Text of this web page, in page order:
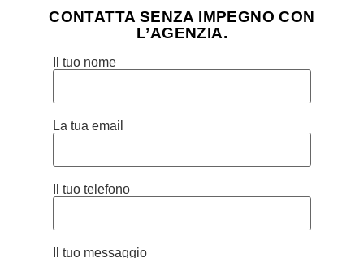
CONTATTA SENZA IMPEGNO CON
L’AGENZIA.
Il tuo nome
La tua email
Il tuo telefono
Il tuo messaggio